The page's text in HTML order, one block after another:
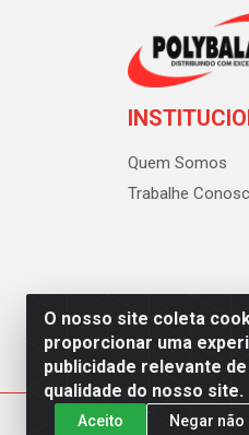
O nosso site coleta
proporcionar uma
publicidade relevante
qualidade do nosso site.
Aceito Negar
Quem Somos
Trabalhe